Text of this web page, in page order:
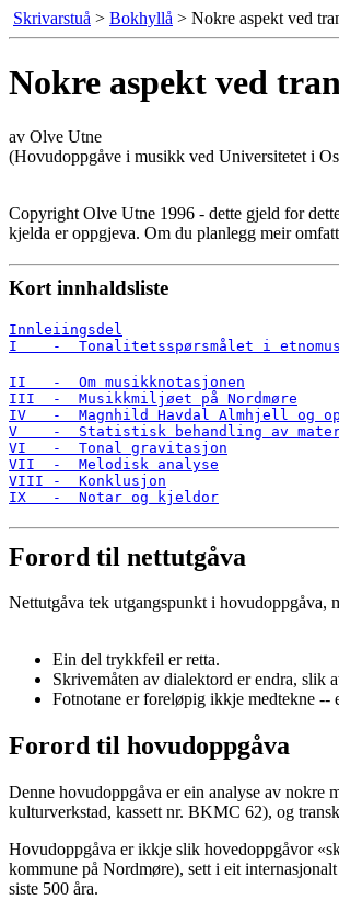
Skrivarstuå > Bokhyllå > Nokre aspekt ved
Nokre aspekt ved
av Olve Utne
(Hovudoppgåve i musikk ved Universitetet i
Copyright Olve Utne 1996 - dette gjeld for
kjelda er oppgjeva. Om du planlegg meir
Kort innhaldsliste
Innleiingsdel
I - Tonalitetsspørsmålet i
II - Om musikknotasjonen
III - Musikkmiljøet på Nordmøre
IV - Magnhild Havdal Almhjell og
V - Statistisk behandling av
VI - Tonal gravitasjon
VII - Melodisk analyse
VIII - Konklusjon
IX - Notar og kjeldor
Forord til nettutgåva
Nettutgåva tek utgangspunkt i hovudoppgåva,
Ein del trykkfeil er retta.
Skrivemåten av dialektord er endra, slik
Fotnotane er foreløpig ikkje medtekne
Forord til hovudoppgåva
Denne hovudoppgåva er ein analyse av nokre
kulturverkstad, kassett nr. BKMC 62), og
Hovudoppgåva er ikkje slik hovedoppgåvor
kommune på Nordmøre), sett i eit
siste 500 åra.